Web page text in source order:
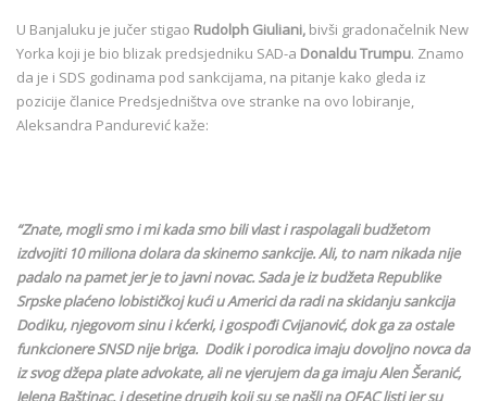
U Banjaluku je jučer stigao Rudolph Giuliani, bivši gradonačelnik New
Yorka koji je bio blizak predsjedniku SAD-a Donaldu Trumpu. Znamo
da je i SDS godinama pod sankcijama, na pitanje kako gleda iz
pozicije članice Predsjedništva ove stranke na ovo lobiranje,
Aleksandra Pandurević kaže:
“Znate, mogli smo i mi kada smo bili vlast i raspolagali budžetom
izdvojiti 10 miliona dolara da skinemo sankcije. Ali, to nam nikada nije
padalo na pamet jer je to javni novac. Sada je iz budžeta Republike
Srpske plaćeno lobističkoj kući u Americi da radi na skidanju sankcija
Dodiku, njegovom sinu i kćerki, i gospođi Cvijanović, dok ga za ostale
funkcionere SNSD nije briga. Dodik i porodica imaju dovoljno novca da
iz svog džepa plate advokate, ali ne vjerujem da ga imaju Alen Šeranić,
Jelena Baštinac, i desetine drugih koji su se našli na OFAC listi jer su